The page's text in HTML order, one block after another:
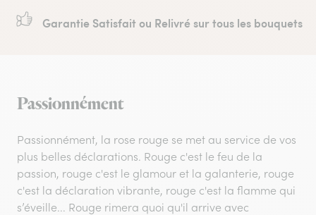
Garantie Satisfait ou Relivré sur tous les bouquets
Passionnément
Passionnément, la rose rouge se met au service de vos
plus belles déclarations. Rouge c'est le feu de la
passion, rouge c'est le glamour et la galanterie, rouge
c'est la déclaration vibrante, rouge c'est la flamme qui
s’éveille... Rouge rimera quoi qu'il arrive avec